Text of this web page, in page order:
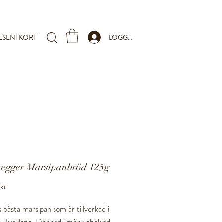
LOGGA IN
Marsipanbröd 125g
Pris
bästa marsipan som är tillverkad i